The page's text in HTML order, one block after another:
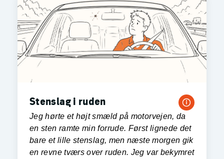
Stenslag i ruden
Jeg hørte et højt smæld på motorvejen, da
en sten ramte min forrude. Først lignede det
bare et lille stenslag, men næste morgen gik
en revne tværs over ruden. Jeg var bekymret